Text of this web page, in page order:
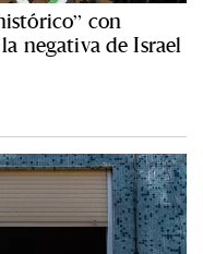
con
negativa de Israel